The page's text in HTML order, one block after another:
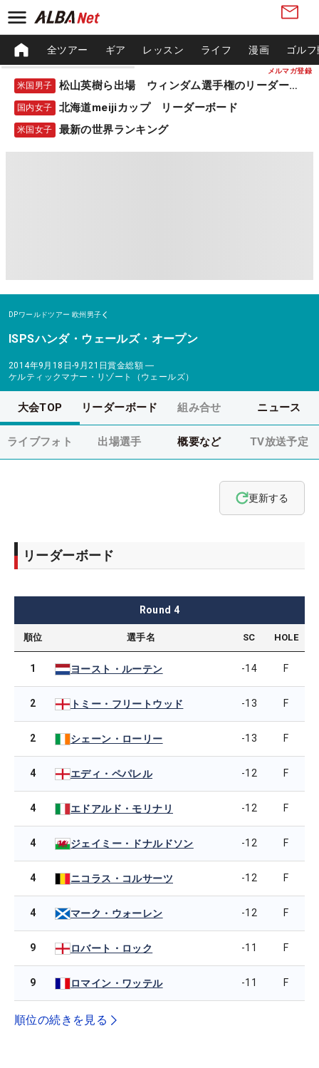
メルマガ登録
全ツアー ギア レッスン ライフ 漫画 ゴル
米国男子 松山英樹ら出場 ウィンダム選手権のリーダーボード
国内女子 北海道meijiカップ リーダーボード
米国女子 最新の世界ランキング
DPワールドツアー 欧州男子
ISPSハンダ・ウェールズ・オープン
2014年9月18日-9月21日賞金総額 ―
ケルティックマナー・リゾート（ウェールズ）
大会TOP リーダーボード 組み合せ ニュース
ライブフォト 出場選手 概要など TV放送予定
更新する
リーダーボード
Round 4
順位 選手名 SC HOLE
1 ヨースト・ルーテン -14 F
2 トミー・フリートウッド -13 F
2 シェーン・ローリー -13 F
4 エディ・ペパレル -12 F
4 エドアルド・モリナリ -12 F
4 ジェイミー・ドナルドソン -12 F
4 ニコラス・コルサーツ -12 F
4 マーク・ウォーレン -12 F
9 ロバート・ロック -11 F
9 ロマイン・ワッテル -11 F
順位の続きを見る